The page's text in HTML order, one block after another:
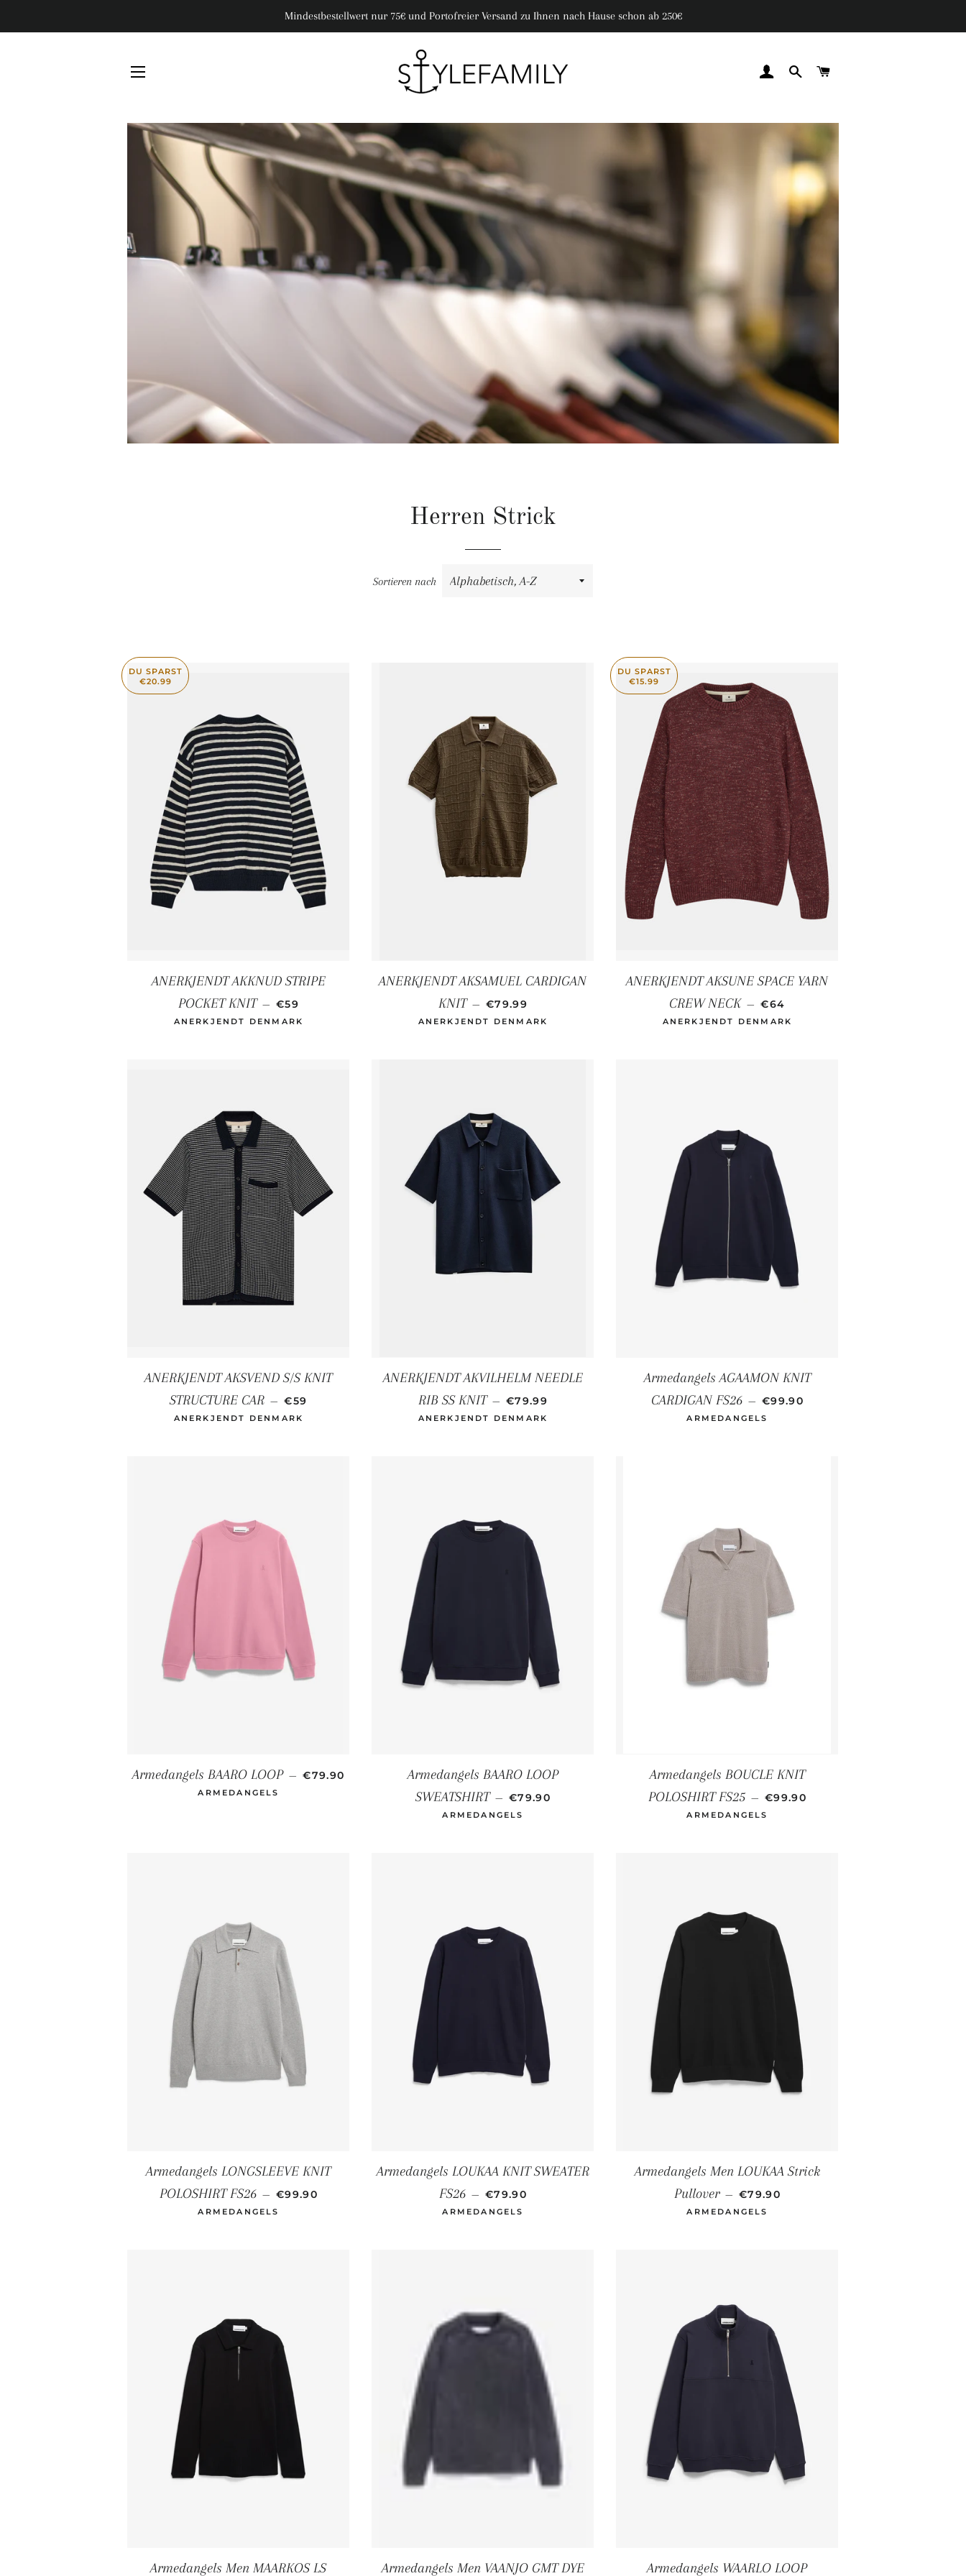
Mindestbestellwert nur 75€ und Portofreier Versand zu Ihnen nach Hause schon ab 250€
EINLOGGEN
SUCHE
Herren Strick
Sortieren nach
DU SPARST
€20.99
ANERKJENDT AKKNUD STRIPE
POCKET KNIT — SONDERPREIS
€59
ANERKJENDT DENMARK
ANERKJENDT AKSAMUEL CARDIGAN
KNIT — NORMALER PREIS
€79.99
ANERKJENDT DENMARK
DU SPARST
€15.99
ANERKJENDT AKSUNE SPACE YARN
CREW NECK — SONDERPREIS
€64
ANERKJENDT DENMARK
ANERKJENDT AKSVEND S/S KNIT
STRUCTURE CAR — NORMALER PREIS
€59
ANERKJENDT DENMARK
ANERKJENDT AKVILHELM NEEDLE
RIB SS KNIT — NORMALER PREIS
€79.99
ANERKJENDT DENMARK
Armedangels AGAAMON KNIT
CARDIGAN FS26 — NORMALER PREIS
€99.90
ARMEDANGELS
Armedangels BAARO LOOP — NORMALER PREIS
€79.90
ARMEDANGELS
Armedangels BAARO LOOP
SWEATSHIRT — NORMALER PREIS
€79.90
ARMEDANGELS
Armedangels BOUCLE KNIT
POLOSHIRT FS25 — NORMALER PREIS
€99.90
ARMEDANGELS
Armedangels LONGSLEEVE KNIT
POLOSHIRT FS26 — NORMALER PREIS
€99.90
ARMEDANGELS
Armedangels LOUKAA KNIT SWEATER
FS26 — NORMALER PREIS
€79.90
ARMEDANGELS
Armedangels Men LOUKAA Strick
Pullover — NORMALER PREIS
€79.90
ARMEDANGELS
Armedangels Men MAARKOS LS Armedangels Men VAANJO GMT DYE Armedangels WAARLO LOOP